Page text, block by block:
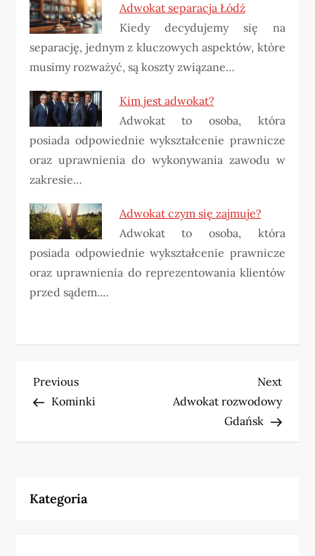
Adwokat separacja Łódź
Kiedy decydujemy się na
separację, jednym z kluczowych aspektów, które
musimy rozważyć, są koszty związane…
Kim jest adwokat?
Adwokat to osoba, która
posiada odpowiednie wykształcenie prawnicze
oraz uprawnienia do wykonywania zawodu w
zakresie…
Adwokat czym się zajmuje?
Adwokat to osoba, która
posiada odpowiednie wykształcenie prawnicze
oraz uprawnienia do reprezentowania klientów
przed sądem.…
N
a
g
Previous
Post
Previous
Kominki
Next
Post
Next
Adwokat rozwodowy
Gdańsk
Kategoria